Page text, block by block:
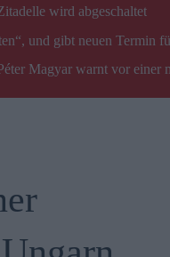
wird abgeschaltet
und gibt neuen Termin
Magyar warnt vor einer